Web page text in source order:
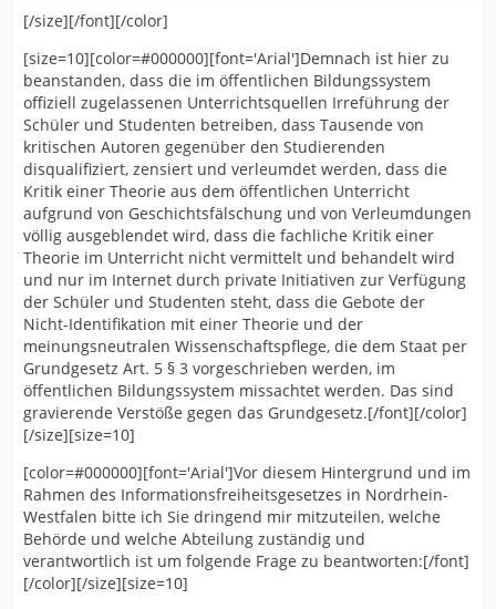
entwickeln. Als ein wichtiger Vertreter dieses Zweiges
der theoretischen Physik sei nur der, auch durch die
Medien bekannte, britische Physiker Stephen Hawking
genannt. ] [/font][/color][/size][size=10][color=#000000]
[size=10][color=#000000][font='Arial'][...]
[/font][/color]
[color=#000000][font='Arial']Zitatende[/font][/color]
[/size][/color][/size]
[size=10][color=#000000][font='Arial']Sehr geehrte Frau
Lopez, [/font][/color][/size]
[color=#000000][font='Arial']sie haben unter dem 31. Juli
der Bundesministerin für Bildung und Forschung, Frau
Dr. Annette Schavan, Mitglied des Deutschen
Bundestages, unter der Überschrift “Freiheit der
Wissenschaft nach Artikel 5 des Grundgesetzes” eine E-
Mail zugesandt. Frau Bundesministerin Dr. Schavan
lässt Ihnen danken und hat das Schreiben dem Referat
“Naturwissenschaftliche Grundlagenforschung” im
BMBF zur Beantwortung übergeben.[/font][/color][/size]
[size=10]
[color=#000000][font='Arial']Es soll zuallererst darauf
hingewiesen werden, dass das Bundesministerium für
Bildung und Forschung aus grundsätzlichen
Erwägungen keine Stellungnahme zu
wissenschaftlichen Thesen und Theorien abgibt.
Ergebnisse der wissenschaftlichen Forschung sind
unter den Experten in der Wissenschaft selbst zu
diskutieren. Hierzu gehört auch die von der
Forschungsgruppe G. O. Müller vorgebrachte Kritik an
der Speziellen Relativitätstheorie von A. Einstein aus
dem Jahre 1905.[/font][/color][/size][size=10]
[color=#000000][font='Arial']Des Weiteren ist
festzustellen, dass die Ergebnisse der
Forschungsgruppe G. O. Müller veröffentlicht wurden,
zum einen in gedruckter Buchform und zum anderen
öffentlich breit zugänglich. Ihr Vorwurf, die
Forschungsgruppe könne ihre Meinung nicht öffentlich
äußern, ist daher unrichtig und eine Verletzung der
Grundrechte in Bezug auf freie Meinungsäußerung
kann nicht festgestellt werden.[/font][/color][/size]
[size=10]
[color=#000000][font='Arial']Mit freundlichen Grüßen
Im Auftrag Jürgen Richter
Prof. Dr. Juergen Richter
Bundesministerium für Bildung und Forschung,
[/size][/font][/color]
[size=10][color=#000000][font='Arial']Demnach ist hier zu
beanstanden, dass die im öffentlichen Bildungssystem
offiziell zugelassenen Unterrichtsquellen Irreführung der
Schüler und Studenten betreiben, dass Tausende von
kritischen Autoren gegenüber den Studierenden
disqualifiziert, zensiert und verleumdet werden, dass die
Kritik einer Theorie aus dem öffentlichen Unterricht
aufgrund von Geschichtsfälschung und von Verleumdungen
völlig ausgeblendet wird, dass die fachliche Kritik einer
Theorie im Unterricht nicht vermittelt und behandelt wird
und nur im Internet durch private Initiativen zur Verfügung
der Schüler und Studenten steht, dass die Gebote der
Nicht-Identifikation mit einer Theorie und der
meinungsneutralen Wissenschaftspflege, die dem Staat per
Grundgesetz Art. 5 § 3 vorgeschrieben werden, im
öffentlichen Bildungssystem missachtet werden. Das sind
gravierende Verstöße gegen das Grundgesetz.[/font][/color]
[/size][size=10]
[color=#000000][font='Arial']Vor diesem Hintergrund und im
Rahmen des Informationsfreiheitsgesetzes in Nordrhein-
Westfalen bitte ich Sie dringend mir mitzuteilen, welche
Behörde und welche Abteilung zuständig und
verantwortlich ist um folgende Frage zu beantworten:[/font]
[/color][/size][size=10]